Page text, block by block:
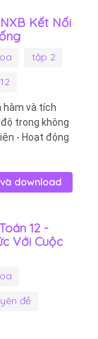
Kết Nối
tập 2
hàm và tích
trong không
- Hoạt động
download
12 -
Với Cuộc
đề